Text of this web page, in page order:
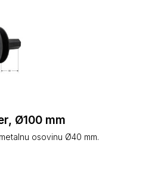
Ø100 mm
osovinu Ø40 mm.